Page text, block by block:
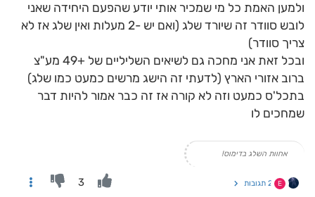
ולמען האמת כל מי שמכיר אותי יודע שהפעם היחידה שאני
לובש סוודר זה שיורד שלג (ואם יש -2 מעלות ואין שלג אז לא
צריך סוודר)
ובכל זאת אני מחכה גם לשיאים השליליים של +49 מע"צ
ברוב אזורי הארץ (לדעתי זה הישג מרשים כמעט כמו שלג)
בתכל'ס כמעט וזה לא קורה אז זה כבר אמור להיות דבר
שמחכים לו
אחוות השלג בדימוס!
E 2 תגובות 3